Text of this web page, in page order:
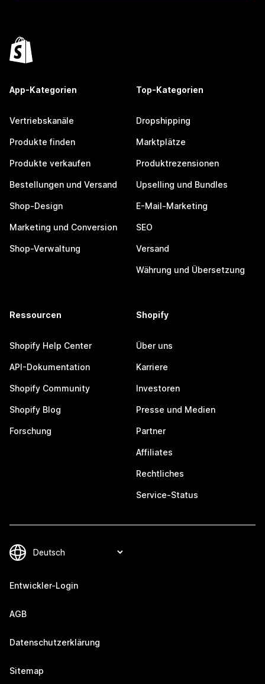
App-Kategorien
Vertriebskanäle
Produkte finden
Produkte verkaufen
Bestellungen und Versand
Shop-Design
Marketing und Conversion
Shop-Verwaltung
Top-Kategorien
Dropshipping
Marktplätze
Produktrezensionen
Upselling und Bundles
E-Mail-Marketing
SEO
Versand
Währung und Übersetzung
Ressourcen
Shopify Help Center
API-Dokumentation
Shopify Community
Shopify Blog
Forschung
Shopify
Über uns
Karriere
Investoren
Presse und Medien
Partner
Affiliates
Rechtliches
Service-Status
Entwickler-Login
AGB
Datenschutzerklärung
Sitemap